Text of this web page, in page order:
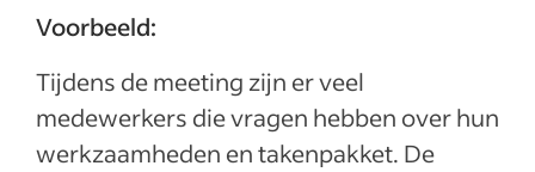
Voorbeeld:
Tijdens de meeting zijn er veel
medewerkers die vragen hebben over hun
werkzaamheden en takenpakket. De